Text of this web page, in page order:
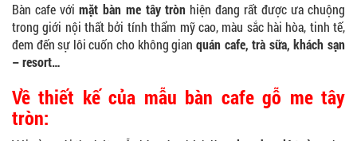
Bàn cafe với mặt bàn me tây tròn hiện đang rất được ưa chuộng
trong giới nội thất bởi tính thẩm mỹ cao, màu sắc hài hòa, tinh tế,
đem đến sự lôi cuốn cho không gian quán cafe, trà sữa, khách sạn
– resort…
Về thiết kế của mẫu bàn cafe gỗ me tây
tròn: